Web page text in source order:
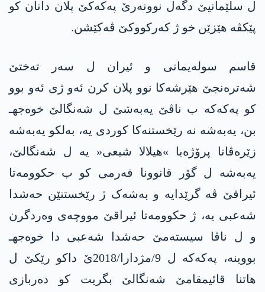
ل سلێمانیێ دگەل نوونەرێ پەکەکێ پلان دانان کو
پێکڤە ھێزێن خو ژ کەرکووکێ ڤەکێشن.
قاسم سوله‌یمانی و ئیران ل سەر تەختێ
شەترەنجێ ھێرشەکا نوو پلان کرن ئەو ژی ئەو بوو
کو پەکەکە ب ناڤێ یەبەشێ ل شه‌نگالێ خوه‌جهـ
بن، یەبەشە نە رێخستنەکا کوردی یە، بەلکو یەبەشە
زێرەڤانا پرۆژه‌یا »ھیلالا شیعی« یە ل شه‌نگالێ،
یەبەشە ل گۆر قانوونا فەرمی کو ب حکوومەتا
ئیراقێ ڤە گرێدایە و بەشەک ژ رێخستنێن حه‌شدا
شه‌عبی یە، ژ حکوومەتا ئیراقێ مووچەی وەردگرن
و ل ناڤا سیستەمێ حه‌شدا شه‌عبی دا خوه‌جهـ
بووینە، پەکەکە ل 9/مژدارا/2018ێ داکو رێکێ ل
ھاتنا قائیمقامێ شه‌نگالێ بگریت کو دەربازی